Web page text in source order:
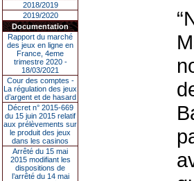
2018/2019
2019/2020
Documentation
Rapport du marché
des jeux en ligne en
France, 4eme
trimestre 2020 -
18/03/2021
Cour des comptes -
La régulation des jeux
d’argent et de hasard
Décret n° 2015-669
du 15 juin 2015 relatif
aux prélèvements sur
le produit des jeux
dans les casinos
Arrêté du 15 mai
2015 modifiant les
dispositions de
l’arrêté du 14 mai